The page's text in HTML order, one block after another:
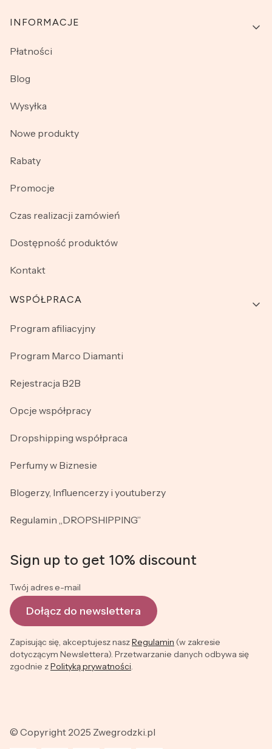
INFORMACJE
Płatności
Blog
Wysyłka
Nowe produkty
Rabaty
Promocje
Czas realizacji zamówień
Dostępność produktów
Kontakt
WSPÓŁPRACA
Program afiliacyjny
Program Marco Diamanti
Rejestracja B2B
Opcje współpracy
Dropshipping współpraca
Perfumy w Biznesie
Blogerzy, Influencerzy i youtuberzy
Regulamin „DROPSHIPPING”
Sign up to get 10% discount
Twój adres e-mail
Dołącz do newslettera
Zapisując się, akceptujesz naszRegulamin (w zakresie
dotyczącym Newslettera). Przetwarzanie danych odbywa się
zgodnie zPolityką prywatności.
© Copyright 2025 Zwegrodzki.pl